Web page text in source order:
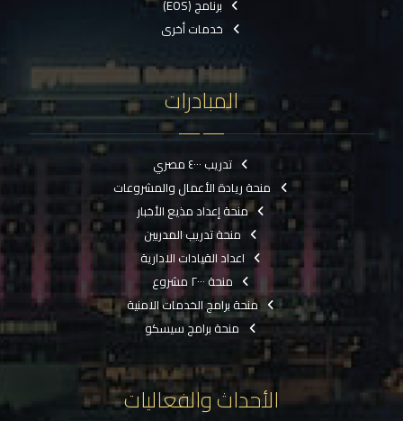
برنامج (EOS)
خدمات أخرى
المبادرات
تدريب ٤٠٠٠ مصري
منحة ريادة الأعمال والمشروعات
منحة إعداد مذيع الأخبار
منحة تدريب المدربين
اعداد القيادات الادارية
منحة ٢٠٠٠ مشروع
منحة برامج الخدمات الامنية
منحة برامج سيسكو
الأحداث والفعاليات